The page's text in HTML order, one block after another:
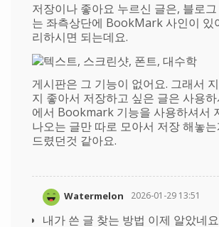
저장이나 좋아요 누르신 글은, 블로
는 좌측상단에 BookMark 사인이 있
리하시면 되는데요.
게시판은 그 기능이 없어요. 그래서
지 좋아서 저장하고 싶은 글은 사용
에서 Bookmark 기능을 사용하셔서
나오는 글만 따로 모아서 저장 해놓
드렸던것 같아요.
Watermelon 2026-01-29 13:51
내가 쓴 글 찾는 방법 이제 알았네